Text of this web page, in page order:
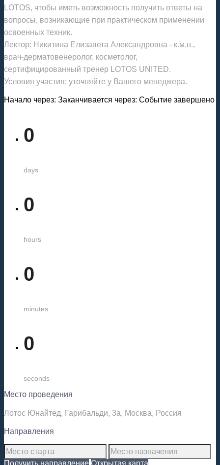
LOTOS, чтобы иметь возможность получить ответы на
вопросы, возникающие при практическом применении
освоенных техник.
Лектор: Никитина Елизавета Александровна - к.м.н.,
врач-дерматовенеролог, косметолог,
сертифицированный тренер LOTOS UNITED.
Условия участия: уточняйте у Вашего менеджера.
Начало через: Заканчивается через: Событие завершено
0
days
0
hours
0
minutes
0
seconds
Место проведения
Лотос Юнайтед, Гарибальди, 3а, Москва, Россия
Направления
Получить направление Открытая карта